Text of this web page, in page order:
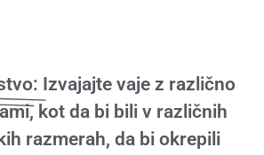
Izvajajte vaje z različno
kot da bi bili v različnih
razmerah, da bi okrepili